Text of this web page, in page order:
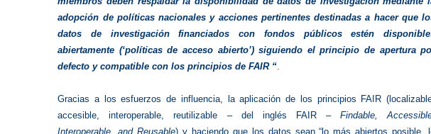
adopción de políticas nacionales y acciones pertinentes destinadas a hacer que
datos de investigación financiados con fondos públicos estén
abiertamente (‘políticas de acceso abierto’) siguiendo el principio de apertura
defecto y compatible con los principios de FAIR “
Gracias a los esfuerzos de influencia, la aplicación de los principios FAIR
accesible, interoperable, reutilizable – del inglés FAIR– Findable,
Interoperable, and Reusable) y haciendo que los datos sean “lo más abiertos posible,